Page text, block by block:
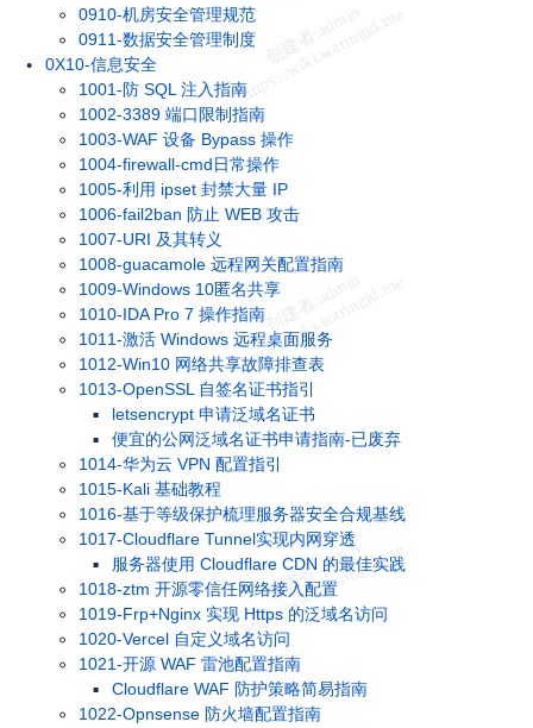
0910-机房安全管理规范
0911-数据安全管理制度
0X10-信息安全
1001-防 SQL 注入指南
1002-3389 端口限制指南
1003-WAF 设备 Bypass 操作
1004-firewall-cmd日常操作
1005-利用 ipset 封禁大量 IP
1006-fail2ban 防止 WEB 攻击
1007-URI 及其转义
1008-guacamole 远程网关配置指南
1009-Windows 10匿名共享
1010-IDA Pro 7 操作指南
1011-激活 Windows 远程桌面服务
1012-Win10 网络共享故障排查表
1013-OpenSSL 自签名证书指引
letsencrypt 申请泛域名证书
便宜的公网泛域名证书申请指南-已废弃
1014-华为云 VPN 配置指引
1015-Kali 基础教程
1016-基于等级保护梳理服务器安全合规基线
1017-Cloudflare Tunnel实现内网穿透
服务器使用 Cloudflare CDN 的最佳实践
1018-ztm 开源零信任网络接入配置
1019-Frp+Nginx 实现 Https 的泛域名访问
1020-Vercel 自定义域名访问
1021-开源 WAF 雷池配置指南
Cloudflare WAF 防护策略简易指南
1022-Opnsense 防火墙配置指南